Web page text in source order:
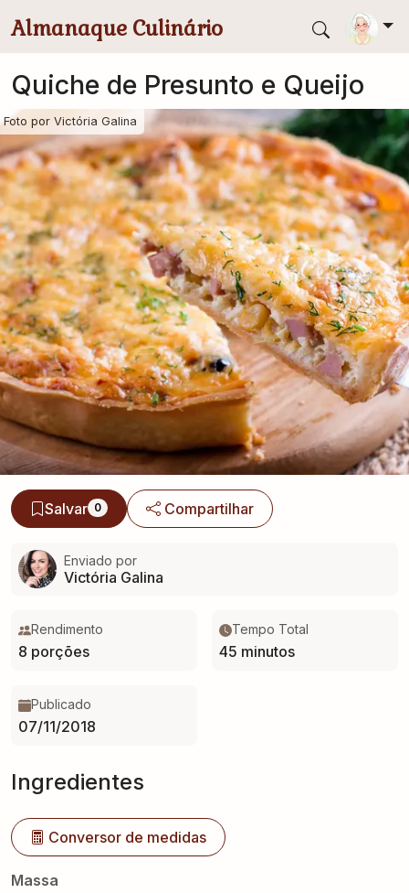
Almanaque Culinário
Quiche de Presunto e Queijo
Foto por Victória Galina
Salvar 0 Compartilhar
Enviado por
Victória Galina
Rendimento
8 porções
Tempo Total
45 minutos
Publicado
07/11/2018
Ingredientes
Conversor de medidas
Massa